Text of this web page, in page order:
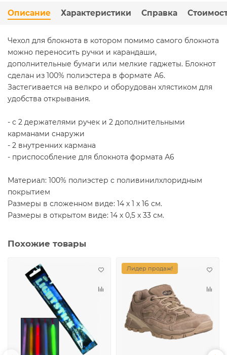
Описание Характеристики Справка
Чехол для блокнота в котором помимо самого блокнота
можно переносить ручки и карандаши,
дополнительные бумаги или мелкие гаджеты. Блокнот
сделан из 100% полиэстера в формате А6.
Застегивается на велкро и оборудован хлястиком для
удобства открывания.
- с 2 держателями ручек и 2 дополнительными
карманами снаружи
- 2 внутренних кармана
- приспособление для блокнота формата А6
Материал: 100% полиэстер с поливинилхлоридным
покрытием
Размеры в сложенном виде: 14 x 1 x 16 см.
Размеры в открытом виде: 14 x 0,5 x 33 см.
Похожие товары
Лидер продаж!